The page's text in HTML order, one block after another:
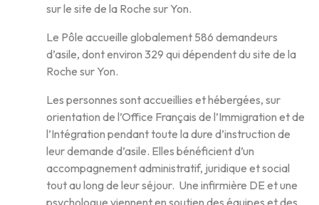
sur le site de la Roche sur Yon.
Le Pôle accueille globalement 586 demandeurs
d’asile, dont environ 329 qui dépendent du site de la
Roche sur Yon.
Les personnes sont accueillies et hébergées, sur
orientation de l’Office Français de l’Immigration et de
l’Intégration pendant toute la dure d’instruction de
leur demande d’asile. Elles bénéficient d’un
accompagnement administratif, juridique et social
tout au long de leur séjour. Une infirmière DE et une
psychologue viennent en soutien des équipes et des